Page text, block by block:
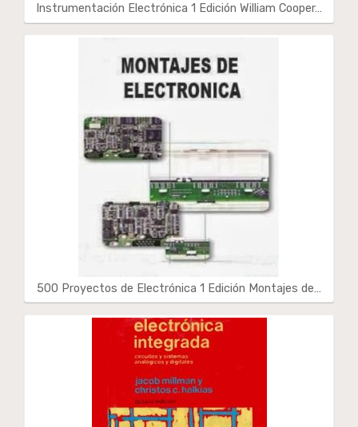
Instrumentación Electrónica 1 Edición William Cooper…
500 Proyectos de Electrónica 1 Edición Montajes de…